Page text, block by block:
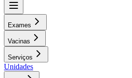
Exames
Vacinas
Serviços
Unidades